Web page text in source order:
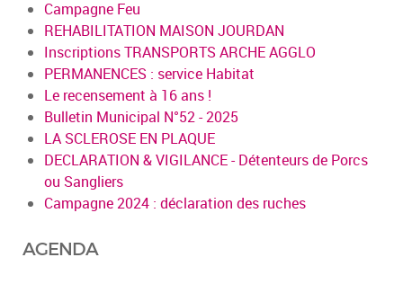
Campagne Feu
REHABILITATION MAISON JOURDAN
Inscriptions TRANSPORTS ARCHE AGGLO
PERMANENCES : service Habitat
Le recensement à 16 ans !
Bulletin Municipal N°52 - 2025
LA SCLEROSE EN PLAQUE
DECLARATION & VIGILANCE - Détenteurs de Porcs
ou Sangliers
Campagne 2024 : déclaration des ruches
AGENDA